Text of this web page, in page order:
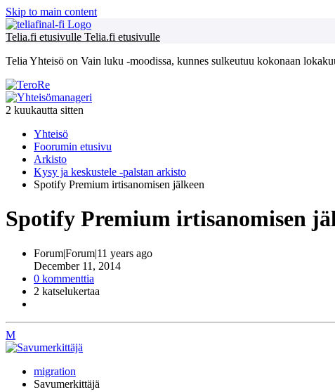
Skip to main content
Telia.fi etusivulle Telia.fi etusivulle
Telia Yhteisö on Vain luku -moodissa, kunnes sulkeutuu kokonaan
2 kuukautta sitten
Yhteisö
Foorumin etusivu
Arkisto
Kysy ja keskustele -palstan arkisto
Spotify Premium irtisanomisen jälkeen
Spotify Premium irtisanomisen
Forum|Forum|11 years ago
December 11, 2014
0 kommenttia
2 katselukertaa
M
migration
Savumerkittäjä